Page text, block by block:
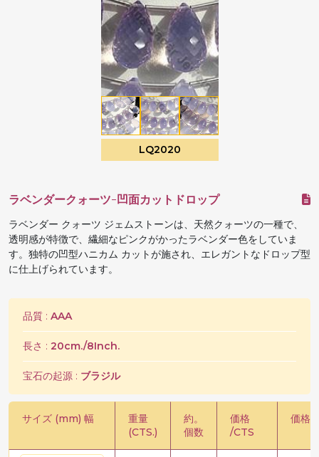
LQ2020
ラベンダークォーツ-凹面カットドロップ
ラベンダー クォーツ ジェムストーンは、天然クォーツの一種で、
透明感が特徴で、繊細なピンクがかったラベンダー色をしていま
す。独特の凹型ハニカム カットが施され、エレガントなドロップ型
に仕上げられています。
品質 : AAA
長さ : 20cm./8Inch.
宝石の起源 : ブラジル
サイズ (mm) 幅
重量
(CTS.)
約。
個数
価格
/CTS
価格 /